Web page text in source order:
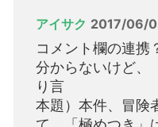
アイサク 2017/06/
コメント欄の連携
分からないけど、
り言
本題）本件、冒険